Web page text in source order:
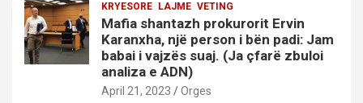
KRYESORE LAJME VETING
Mafia shantazh prokurorit Ervin
Karanxha, një person i bën padi: Jam
babai i vajzës suaj. (Ja çfarë zbuloi
analiza e ADN)
April 21, 2023 Orges